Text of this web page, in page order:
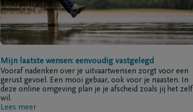
Mijn laatste wensen: eenvoudig vastgelegd
Vooraf nadenken over je uitvaartwensen zorgt voor een
gerust gevoel. Een mooi gebaar, ook voor je naasten. In
deze online omgeving plan je je afscheid zoals jij het zelf
wil.
Lees meer